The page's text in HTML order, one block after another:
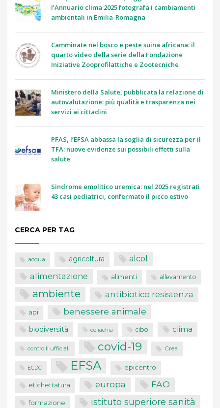
l’Annuario clima 2025 fotografa i cambiamenti
ambientali in Emilia-Romagna
Camminate nel bosco e peste suina africana: il
quarto video della serie della Fondazione
Iniziative Zooprofilattiche e Zootecniche
Ministero della Salute, pubblicata la relazione di
autovalutazione: più qualità e trasparenza nei
servizi ai cittadini
PFAS, l’EFSA abbassa la soglia di sicurezza per il
TFA: nuove evidenze sui possibili effetti sulla
salute
Sindrome emolitico uremica: nel 2025 registrati
43 casi pediatrici, confermato il picco estivo
CERCA PER TAG
acqua agricoltura alcol
alimentazione alimenti allevamento
ambiente antibiotico resistenza
api benessere animale
biodiversità celiachia cibo clima
controlli ufficiali covid-19 Crea
ECDC EFSA epicentro
etichettatura europa FAO
formazione istituto superiore sanità